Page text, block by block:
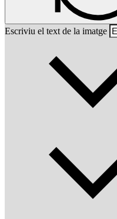
Escriviu el text de la imatge